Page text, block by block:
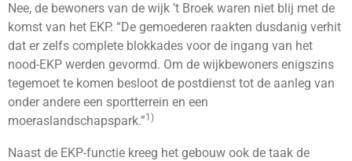
Nee, de bewoners van de wijk ’t Broek waren niet blij met de
komst van het EKP. “De gemoederen raakten dusdanig verhit
dat er zelfs complete blokkades voor de ingang van het
nood-EKP werden gevormd. Om de wijkbewoners enigszins
tegemoet te komen besloot de postdienst tot de aanleg van
onder andere een sportterrein en een
moeraslandschapspark.”1)
Naast de EKP-functie kreeg het gebouw ook de taak de